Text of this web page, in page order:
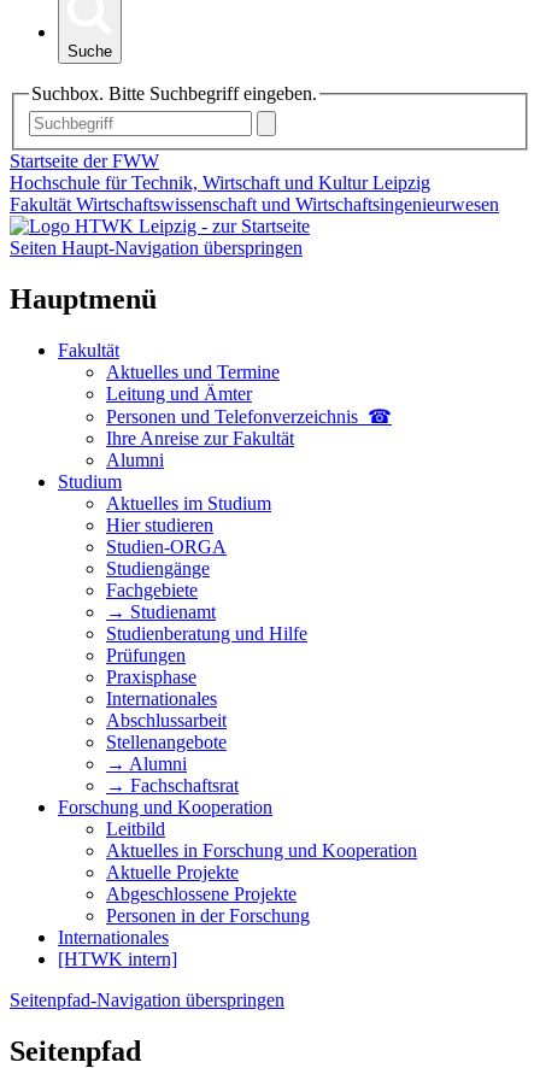
Suche
Suchbox. Bitte Suchbegriff eingeben.
Startseite der FWW
Hochschule für Technik, Wirtschaft und Kultur Leipzig
Fakultät Wirtschaftswissenschaft und Wirtschaftsingenieurwesen
Seiten Haupt-Navigation überspringen
Hauptmenü
Fakultät
Aktuelles und Termine
Leitung und Ämter
Personen und Telefon­verzeichnis ☎
Ihre Anreise zur Fakultät
Alumni
Studium
Aktuelles im Studium
Hier studieren
Studien-ORGA
Studiengänge
Fachgebiete
→ Studienamt
Studienberatung und Hilfe
Prüfungen
Praxisphase
Internationales
Abschlussarbeit
Stellenangebote
→ Alumni
→ Fachschaftsrat
Forschung und Kooperation
Leitbild
Aktuelles in Forschung und Kooperation
Aktuelle Projekte
Abgeschlossene Projekte
Personen in der Forschung
Internationales
[HTWK intern]
Seitenpfad-Navigation überspringen
Seitenpfad